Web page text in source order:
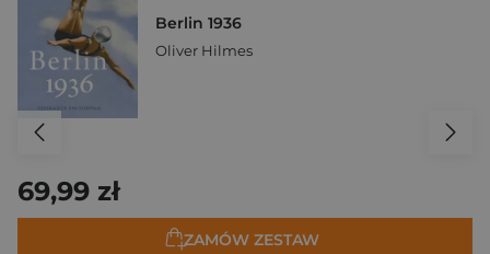
Berlin 1936
Oliver Hilmes
69,99 zł
ZAMÓW ZESTAW